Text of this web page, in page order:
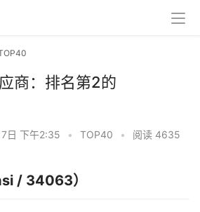
商：排名第2的
日 下午2:35 • TOP40 • 阅读 4635
/ 34063）